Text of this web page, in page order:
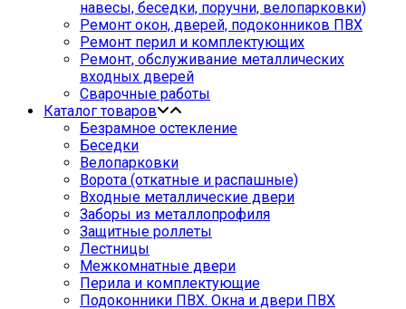
навесы, беседки, поручни, велопарковки)
Ремонт окон, дверей, подоконников ПВХ
Ремонт перил и комплектующих
Ремонт, обслуживание металлических
входных дверей
Сварочные работы
Каталог товаров
Безрамное остекление
Беседки
Велопарковки
Ворота (откатные и распашные)
Входные металлические двери
Заборы из металлопрофиля
Защитные роллеты
Лестницы
Межкомнатные двери
Перила и комплектующие
Подоконники ПВХ. Окна и двери ПВХ